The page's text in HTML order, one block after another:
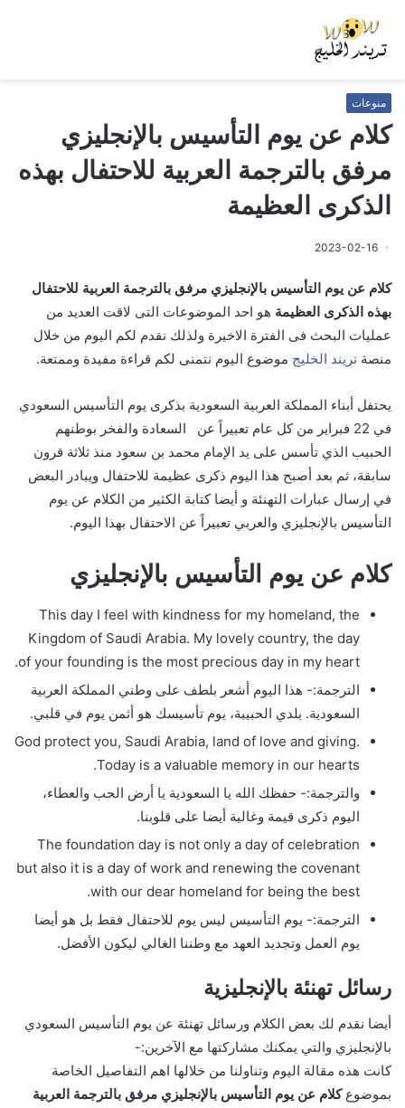
منوعات
كلام عن يوم التأسيس بالإنجليزي
مرفق بالترجمة العربية للاحتفال بهذه
الذكرى العظيمة
2023-02-16
كلام عن يوم التأسيس بالإنجليزي مرفق بالترجمة العربية للاحتفال
بهذه الذكرى العظيمة هو احد الموضوعات التى لاقت العديد من
عمليات البحث فى الفترة الاخيرة ولذلك نقدم لكم اليوم من خلال
منصة تريند الخليج موضوع اليوم نتمنى لكم قراءة مفيدة وممتعة.
يحتفل أبناء المملكة العربية السعودية بذكرى يوم التأسيس السعودي
في 22 فبراير من كل عام تعبيراً عن السعادة والفخر بوطنهم
الحبيب الذي تأسس على يد الإمام محمد بن سعود منذ ثلاثة قرون
سابقة، ثم بعد أصبح هذا اليوم ذكرى عظيمة للاحتفال ويبادر البعض
في إرسال عبارات التهنئة و أيضا كتابة الكثير من الكلام عن يوم
التأسيس بالإنجليزي والعربي تعبيراً عن الاحتفال بهذا اليوم.
كلام عن يوم التأسيس بالإنجليزي
This day I feel with kindness for my homeland, the
Kingdom of Saudi Arabia. My lovely country, the day
of your founding is the most precious day in my heart.
الترجمة:- هذا اليوم أشعر بلطف على وطني المملكة العربية
السعودية. بلدي الحبيبة، يوم تأسيسك هو أثمن يوم في قلبي.
God protect you, Saudi Arabia, land of love and giving.
Today is a valuable memory in our hearts.
والترجمة:- حفظك الله يا السعودية يا أرض الحب والعطاء،
اليوم ذكرى قيمة وغالية أيضا على قلوبنا.
The foundation day is not only a day of celebration
but also it is a day of work and renewing the covenant
with our dear homeland for being the best.
الترجمة:- يوم التأسيس ليس يوم للاحتفال فقط بل هو أيضا
يوم العمل وتجديد العهد مع وطننا الغالي ليكون الأفضل.
رسائل تهنئة بالإنجليزية
أيضا نقدم لك بعض الكلام ورسائل تهنئة عن يوم التأسيس السعودي
بالإنجليزي والتي يمكنك مشاركتها مع الآخرين:-
كانت هذه مقالة اليوم وتناولنا من خلالها اهم التفاصيل الخاصة
بموضوعكلام عن يوم التأسيس بالإنجليزي مرفق بالترجمة العربية